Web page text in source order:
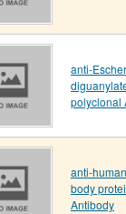
anti-
polyclonal
anti-
body
Antibody